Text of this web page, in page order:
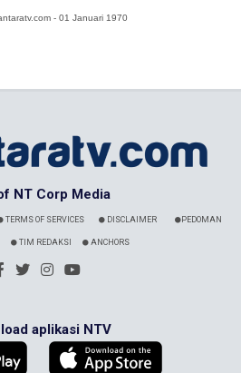
- 01 Januari 1970
NT Corp Media
TERMS OF SERVICES DISCLAIMER PEDOMAN
TIM REDAKSI ANCHORS
aplikasi NTV